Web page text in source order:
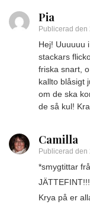
Pia
Publicerad den
Hej! Uuuuuu
stackars
friska snart,
kallto blåsigt
om de ska
de så kul!
Camilla
Publicerad den
*smygtittar
JÄTTEFINT!!!
Krya på er